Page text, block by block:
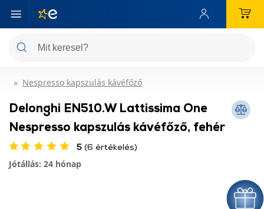
Nespresso kapszulás kávéfőző
Delonghi EN510.W Lattissima One
Nespresso kapszulás kávéfőző, fehér
5 (6 értékelés)
Jótállás: 24 hónap